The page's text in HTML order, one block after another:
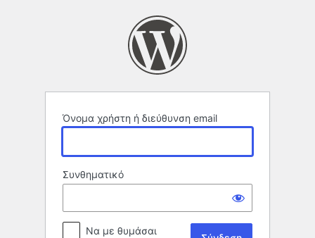
Όνομα χρήστη ή διεύθυνση email
Συνθηματικό
Να με θυμάσαι